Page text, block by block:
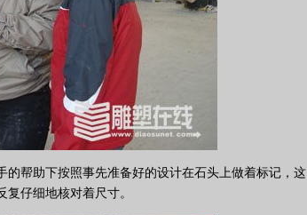
帮助下按照事先准备好的设计在石头上做着标记，这
仔细地核对着尺寸。